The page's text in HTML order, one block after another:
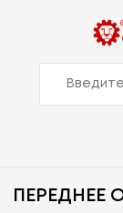
ПЕРЕДНЕЕ